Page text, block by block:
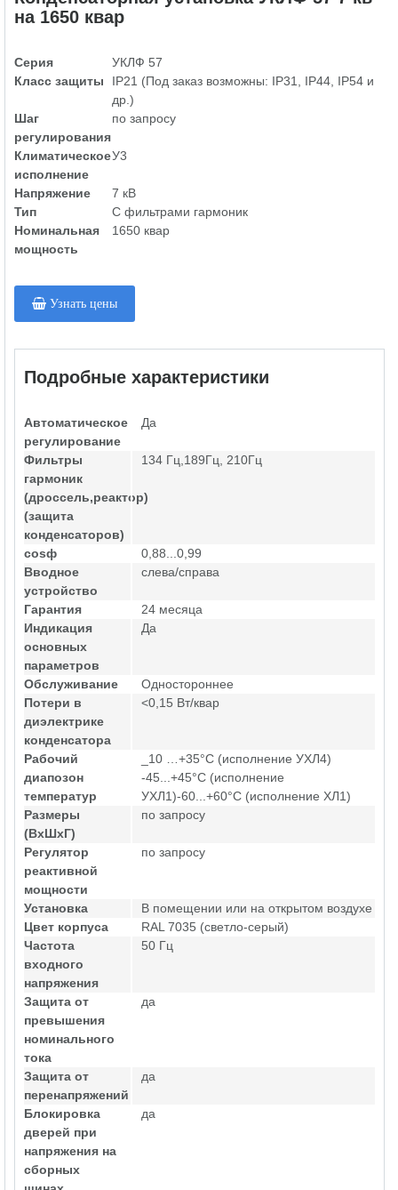
на 1650 квар
Серия
УКЛФ 57
Класс защиты
IP21 (Под заказ возможны: IP31, IP44, IP54 и
др.)
Шаг
регулирования
по запросу
Климатическое
исполнение
У3
Напряжение
7 кВ
Тип
С фильтрами гармоник
Номинальная
мощность
1650 квар
Узнать цены
Подробные характеристики
Автоматическое
регулирование
Да
Фильтры
гармоник
(дроссель,реактор)
(защита
конденсаторов)
134 Гц,189Гц, 210Гц
cosф
0,88...0,99
Вводное
устройство
слева/справа
Гарантия
24 месяца
Индикация
основных
параметров
Да
Обслуживание
Одностороннее
Потери в
диэлектрике
конденсатора
<0,15 Вт/квар
Рабочий
диапозон
температур
_10 …+35°С (исполнение УХЛ4)
-45...+45°С (исполнение
УХЛ1)-60...+60°С (исполнение ХЛ1)
Размеры
(ВхШхГ)
по запросу
Регулятор
реактивной
мощности
по запросу
Установка
В помещении или на открытом воздухе
Цвет корпуса
RAL 7035 (светло-серый)
Частота
входного
напряжения
50 Гц
Защита от
превышения
номинального
тока
да
Защита от
перенапряжений
да
Блокировка
дверей при
напряжения на
сборных
да